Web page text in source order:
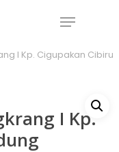
Menu
I Kp. Cigupakan Cibiru
I Kp.